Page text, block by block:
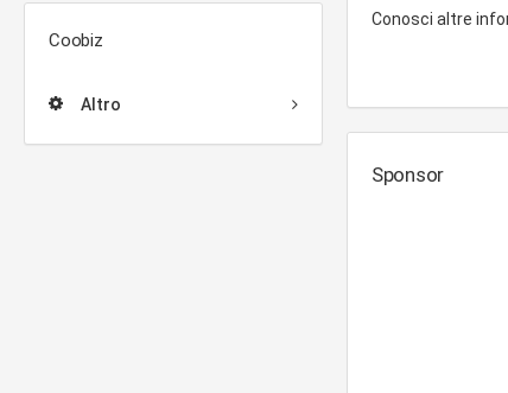
Coobiz
Altro
Conosci altre
Sponsor